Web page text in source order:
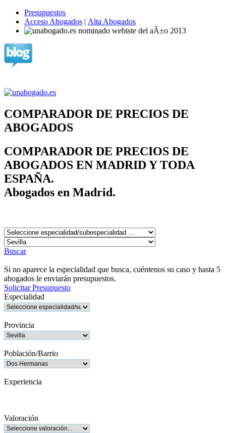
Presupuestos
Acceso Abogados | Alta Abogados
COMPARADOR DE PRECIOS DE
ABOGADOS
COMPARADOR DE PRECIOS DE
ABOGADOS EN MADRID Y TODA
ESPAÑA.
Abogados en Madrid.
Buscar
Si no aparece la especialidad que busca, cuéntenos su caso y hasta 5
abogados le enviarán presupuestos.
Solicitar Presupuesto
Especialidad
Provincia
Población/Barrio
Experiencia
Valoración